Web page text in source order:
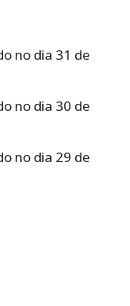
no dia 31 de
no dia 30 de
no dia 29 de